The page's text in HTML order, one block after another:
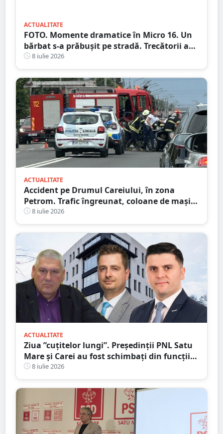
ACTUALITATE
FOTO. Momente dramatice în Micro 16. Un
bărbat s-a prăbușit pe stradă. Trecătorii au
intervenit imediat și i-au salvat viața
8 iulie 2026
ACTUALITATE
Accident pe Drumul Careiului, în zona
Petrom. Trafic îngreunat, coloane de mașini
spre Auchan
8 iulie 2026
ACTUALITATE
Ziua ”cuțitelor lungi”. Președinții PNL Satu
Mare și Carei au fost schimbați din funcții
pentru ”abateri, trădări și dezinteres”
8 iulie 2026